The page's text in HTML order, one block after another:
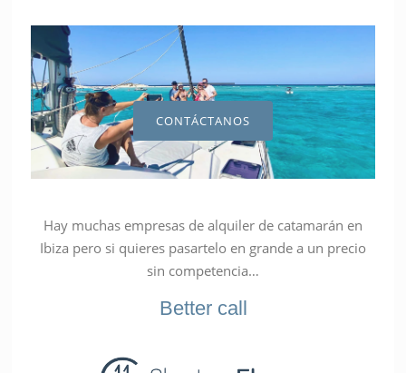
CONTÁCTANOS
Hay muchas empresas de alquiler de catamarán en
Ibiza pero si quieres pasartelo en grande a un precio
sin competencia…
Better call